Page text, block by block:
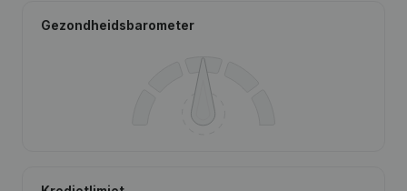
Gezondheidsbarometer